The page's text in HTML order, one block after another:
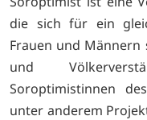
die sich für ein
Frauen und Männern
und
Soroptimistinnen
unter anderem